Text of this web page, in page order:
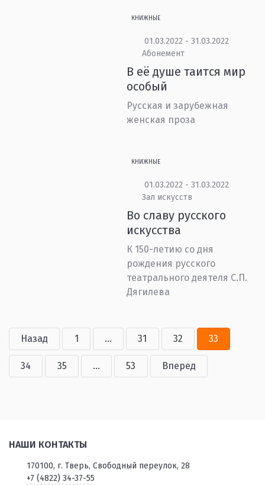
КНИЖНЫЕ
01.03.2022 - 31.03.2022
Абонемент
В её душе таится мир
особый
Русская и зарубежная
женская проза
КНИЖНЫЕ
01.03.2022 - 31.03.2022
Зал искусств
Во славу русского
искусства
К 150-летию со дня
рождения русского
театрального деятеля С.П.
Дягилева
Назад 1 ... 31 32 33
34 35 ... 53 Вперед
НАШИ КОНТАКТЫ
170100, г. Тверь, Свободный переулок, 28
+7 (4822) 34-37-55